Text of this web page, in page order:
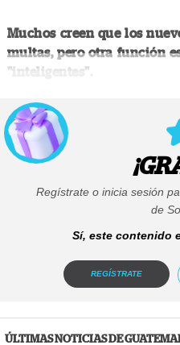
Muchos creen que los
multas, pero otra función
"inteligentes".
Regístrate o inicia sesión
de
Sí, este contenido
REGÍSTRATE
ÚLTIMAS NOTICIAS DE